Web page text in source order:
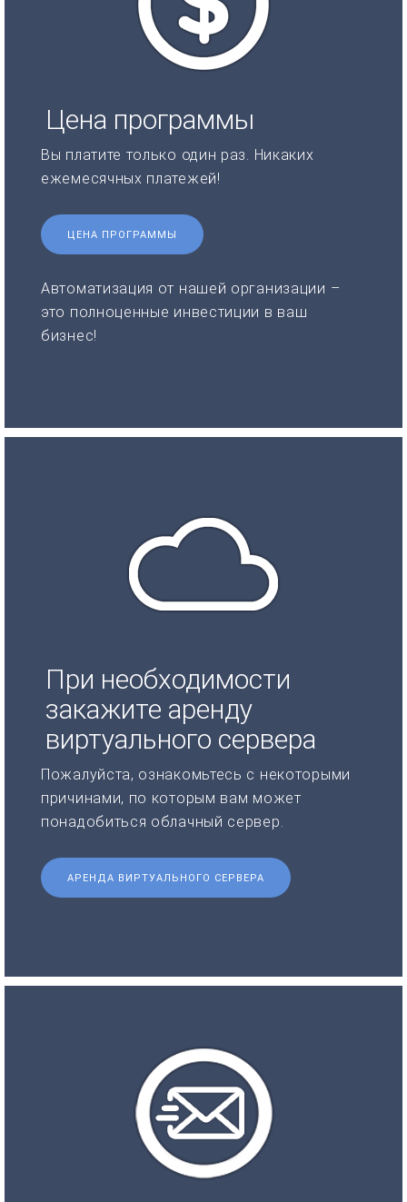
Цена программы
Вы платите только один раз. Никаких
ежемесячных платежей!
ЦЕНА ПРОГРАММЫ
Автоматизация от нашей организации –
это полноценные инвестиции в ваш
бизнес!
При необходимости
закажите аренду
виртуального сервера
Пожалуйста, ознакомьтесь с некоторыми
причинами, по которым вам может
понадобиться облачный сервер.
АРЕНДА ВИРТУАЛЬНОГО СЕРВЕРА